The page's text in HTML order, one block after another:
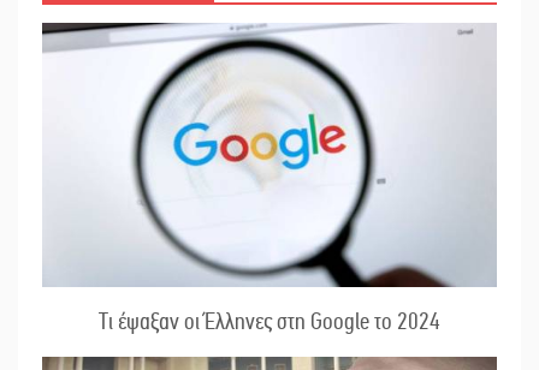
Τι έψαξαν οι Έλληνες στη Google το 2024